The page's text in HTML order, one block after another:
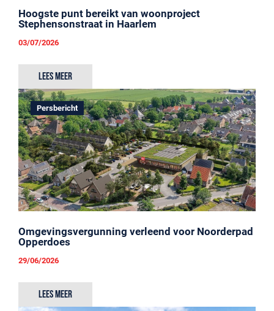
Hoogste punt bereikt van woonproject
Stephensonstraat in Haarlem
03/07/2026
Lees meer
Persbericht
Omgevingsvergunning verleend voor Noorderpad
Opperdoes
29/06/2026
Lees meer